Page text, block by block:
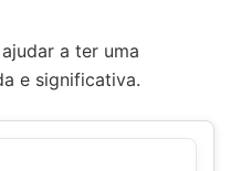
a ter uma
e significativa.